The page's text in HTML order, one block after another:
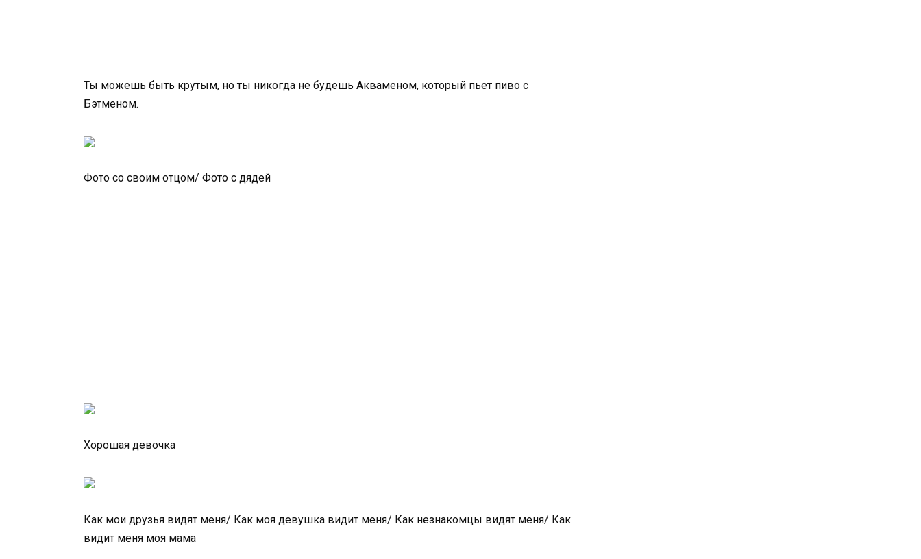
Ты можешь быть крутым, но ты никогда не будешь Акваменом, который пьет пиво с
Бэтменом.
Фото со своим отцом/ Фото с дядей
Хорошая девочка
Как мои друзья видят меня/ Как моя девушка видит меня/ Как незнакомцы видят меня/ Как
видит меня моя мама